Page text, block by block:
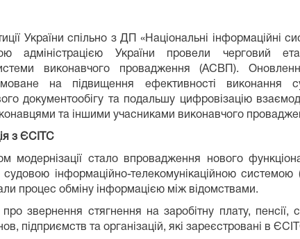
України спільно з ДП «Національні інформаційні
адміністрацією України провели черговий етап
виконавчого провадження (АСВП).
на підвищення ефективності виконання
документообігу та подальшу цифровізацію
та іншими учасниками виконавчого
з ЄСІТС
модернізації стало впровадження нового
інформаційно-телекомунікаційною системою
процес обміну інформацією між відомствами.
звернення стягнення на заробітну плату, пенсії,
підприємств та організацій, які зареєстровані в